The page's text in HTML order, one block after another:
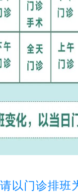
以门诊排班